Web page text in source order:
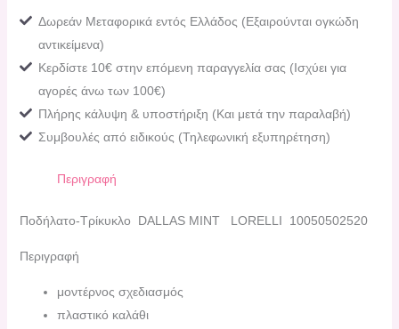
Δωρεάν Μεταφορικά εντός Ελλάδος (Εξαιρούνται ογκώδη
αντικείμενα)
Κερδίστε 10€ στην επόμενη παραγγελία σας (Ισχύει για
αγορές άνω των 100€)
Πλήρης κάλυψη & υποστήριξη (Και μετά την παραλαβή)
Συμβουλές από ειδικούς (Τηλεφωνική εξυπηρέτηση)
Περιγραφή
Ποδήλατο-Τρίκυκλο DALLAS MINT LORELLI 10050502520
Περιγραφή
μοντέρνος σχεδιασμός
πλαστικό καλάθι